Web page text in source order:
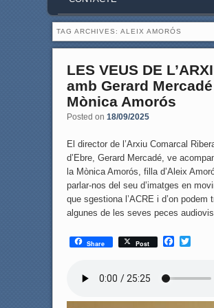
TAG ARCHIVES: ALEIX AMORÓS
LES VEUS DE
amb Gerard
Mònica Amorós
Posted on 18/09/2025
El director de l’Arxiu Comarcal
d’Ebre, Gerard Mercadé, ve
la Mònica Amorós, filla d’Aleix
parlar-nos del seu d’imatges en
que sgestiona l’ACRE i d’on podem
algunes de les seves peces
Share Post
F
T